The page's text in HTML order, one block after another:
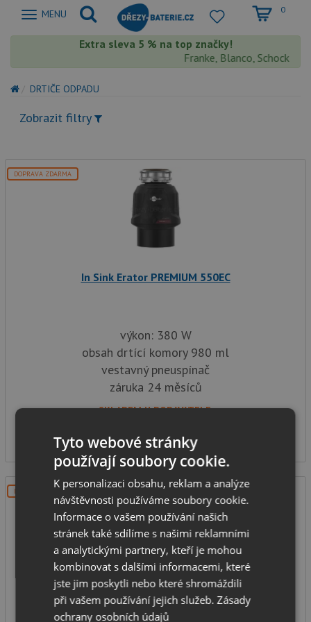
Zobrazit
MENU 0
Extra sleva 5 % na top značky!
Franke, Blanco, Schock,
DRTIČE ODPADU
Zobrazit filtry
DOPRAVA ZDARMA
In Sink Erator PREMIUM 550EC
výkon: 380 W
obsah drtící komory 980 ml
vestavný pneuspínač
záruka 24 měsíců
SKLADEM U DODAVATELE
8 990 Kč
DOPRAVA ZDARMA
In Sink Erator EVOLUTION Plus 750EC
Tyto webové stránky
používají soubory cookie.
K personalizaci obsahu, reklam a analýze
návštěvnosti používáme soubory cookie.
Informace o vašem používání našich
stránek také sdílíme s našimi reklamními
a analytickými partnery, kteří je mohou
kombinovat s dalšími informacemi, které
jste jim poskytli nebo které shromáždili
při vašem používání jejich služeb.Zásady
ochrany osobních údajů